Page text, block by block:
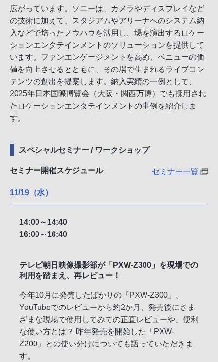
広がっています。ソニーは、カメラやディスプレイなど
の技術に加えて、スタジアムやアリーナへのシステム納
入などで培ったノウハウを活用し、場を演出するロケー
ションエンタテインメントのソリューションを提供して
います。ファンエンゲージメントを高め、ベニューの価
値を向上させるとともに、その場で生まれるライブコン
テンツの創出を提案します。納入実績の一例として、
2025年日本国際博覧会（大阪・関西万博）でも採用され
たロケーションエンタテインメントの事例を紹介しま
す。
スペシャルセミナー / ワークショップ
セミナー開催スケジュール セミナー一覧
11/19（水）
14:00～14:40
16:00～16:40
テレビ朝日映像撮影部が「PXW-Z300」を現場での
利用を踏まえ、再レビュー！
今年10月に発売したばかりの「PXW-Z300」。
YouTubeでのレビューから約2か月、発売後にさま
ざまな現場で使用してみての正直レビューや、便利
な使い方とは？ 昨年発売を開始した「PXW-
Z200」との使い分けについても語っていただきま
す。